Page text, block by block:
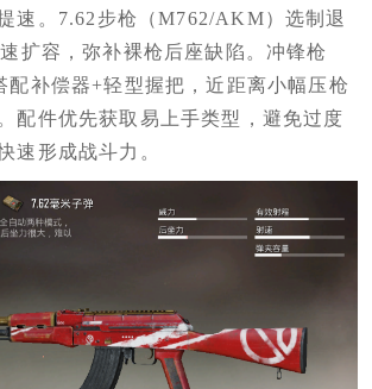
速。7.62步枪（M762/AKM）选制退
扩容，弥补裸枪后座缺陷。冲锋枪
配补偿器+轻型握把，近距离小幅压枪
配件优先获取易上手类型，避免过度
速形成战斗力。